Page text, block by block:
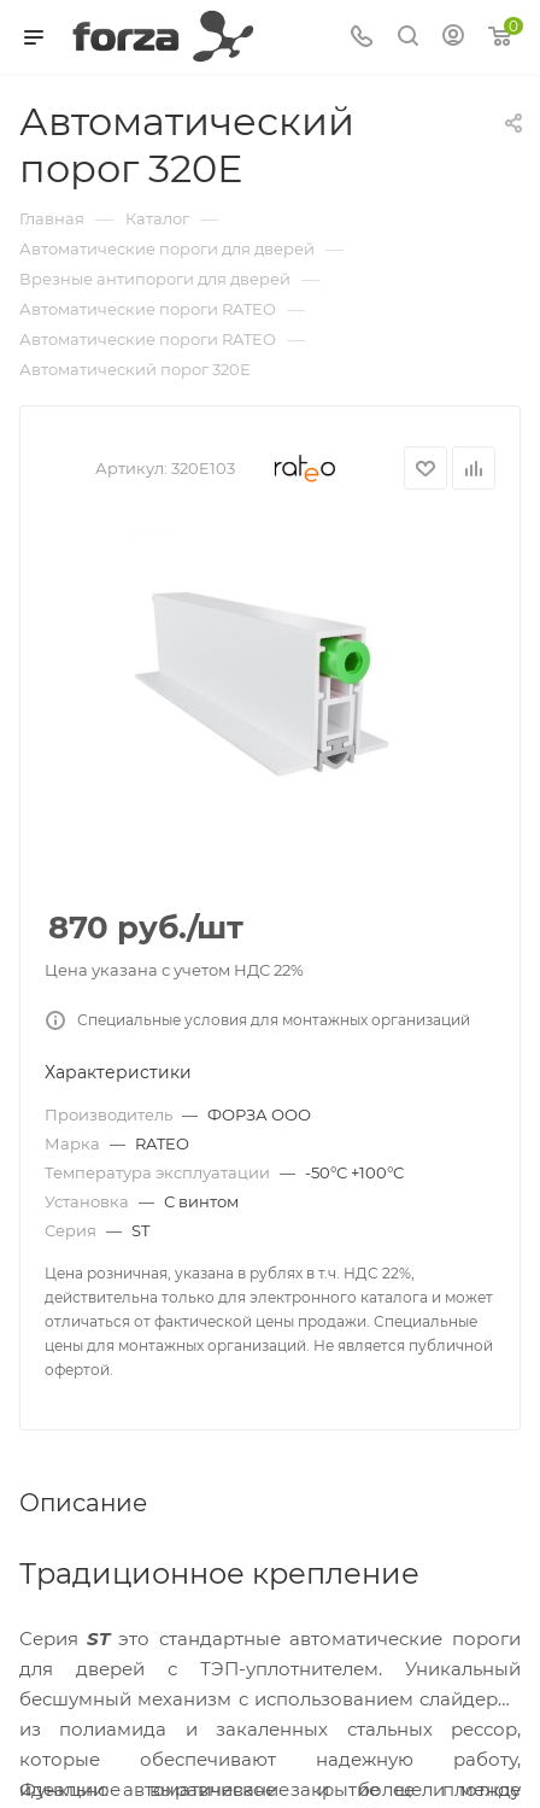
0
Автоматический
порог 320Е
Главная — Каталог —
Автоматические пороги для дверей —
Врезные антипороги для дверей —
Автоматические пороги RATEO —
Автоматические пороги RATEO —
Автоматический порог 320Е
Артикул: 320E103
870 руб./шт
Цена указана с учетом НДС 22%
Специальные условия для монтажных организаций
Характеристики
Производитель — ФОРЗА ООО
Марка — RATEO
Температура эксплуатации — -50°С +100°С
Установка — С винтом
Серия — ST
Цена розничная, указана в рублях в т.ч. НДС 22%,
действительна только для электронного каталога и может
отличаться от фактической цены продажи. Специальные
цены для монтажных организаций. Не является публичной
офертой.
Описание
Традиционное крепление
Серия ST это стандартные автоматические пороги
для дверей с ТЭП-уплотнителем. Уникальный
бесшумный механизм с использованием слайдеров
из полиамида и закаленных стальных рессор,
которые обеспечивают надежную работу,
идеальное выравнивание и более плотное
Функции: автоматическое закрытие щели между